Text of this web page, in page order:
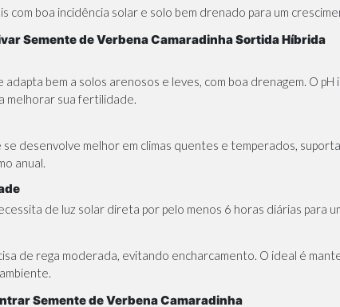
com boa incidência solar e solo bem drenado para um
Semente de Verbena Camaradinha Sortida Híbrida
adapta bem a solos arenosos e leves, com boa drenagem. O
melhorar sua fertilidade.
se desenvolve melhor em climas quentes e temperados,
anual.
de luz solar direta por pelo menos 6 horas diárias para
de rega moderada, evitando encharcamento. O ideal é
Semente de Verbena Camaradinha